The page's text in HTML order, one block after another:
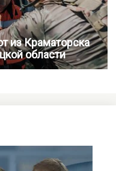
из Краматорска
области